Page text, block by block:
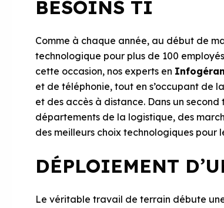
BESOINS TI
Comme à chaque année, au début de
technologique pour plus de 100
cette occasion, nos experts en
et de téléphonie, tout en s’occupant de
et des accès à distance. Dans un second
départements de la logistique, des
des meilleurs choix technologiques pour
DÉPLOIEMENT
Le véritable travail de terrain débute